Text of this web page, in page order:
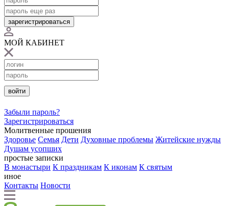
зарегистрироваться
МОЙ КАБИНЕТ
войти
Забыли пароль?
Зарегистрироваться
Молитвенные прошения
Здоровье Семья Дети Духовные проблемы Житейские нужды
Душам усопших
простые записки
В монастыри К праздникам К иконам К святым
иное
Контакты Новости